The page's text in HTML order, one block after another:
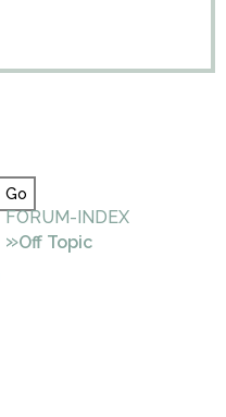
FORUM-INDEX
»Off Topic